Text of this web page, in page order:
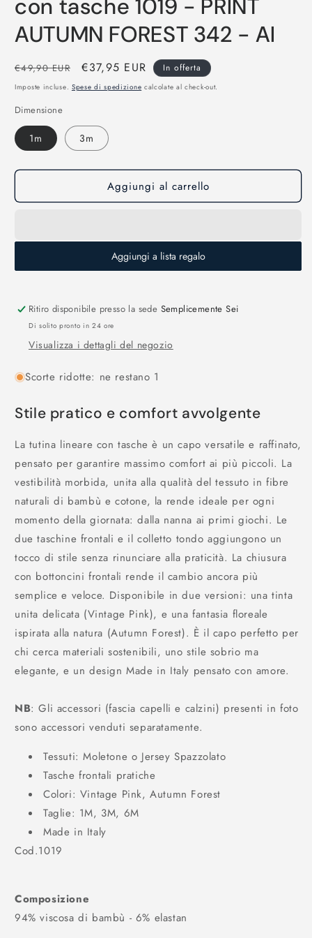
con tasche 1019 - PRINT
AUTUMN FOREST 342 - AI
Prezzo
di
€49,90 EUR
Prezzo
scontato
€37,95 EUR In offerta
Imposte incluse. Spese di spedizione calcolate al check-out.
Dimensione
1m 3m
Aggiungi al carrello
Aggiungi a lista regalo
Ritiro disponibile presso la sede Semplicemente Sei
Di solito pronto in 24 ore
Visualizza i dettagli del negozio
Scorte ridotte: ne restano 1
Stile pratico e comfort avvolgente
La tutina lineare con tasche è un capo versatile e raffinato,
pensato per garantire massimo comfort ai più piccoli. La
vestibilità morbida, unita alla qualità del tessuto in fibre
naturali di bambù e cotone, la rende ideale per ogni
momento della giornata: dalla nanna ai primi giochi. Le
due taschine frontali e il colletto tondo aggiungono un
tocco di stile senza rinunciare alla praticità. La chiusura
con bottoncini frontali rende il cambio ancora più
semplice e veloce. Disponibile in due versioni: una tinta
unita delicata (Vintage Pink), e una fantasia floreale
ispirata alla natura (Autumn Forest). È il capo perfetto per
chi cerca materiali sostenibili, uno stile sobrio ma
elegante, e un design Made in Italy pensato con amore.
NB: Gli accessori (fascia capelli e calzini) presenti in foto
sono accessori venduti separatamente.
Tessuti: Moletone o Jersey Spazzolato
Tasche frontali pratiche
Colori: Vintage Pink, Autumn Forest
Taglie: 1M, 3M, 6M
Made in Italy
Cod.1019
Composizione
94% viscosa di bambù - 6% elastan